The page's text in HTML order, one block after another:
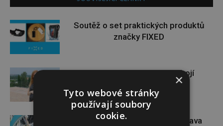
Soutěž o set praktických produktů
značky FIXED
Gabriela Soukalová se nebojí
sportovat ani v těhotenství
Dopřejte si na Colours of Ostrava
×
Tyto webové stránky
používají soubory
cookie.